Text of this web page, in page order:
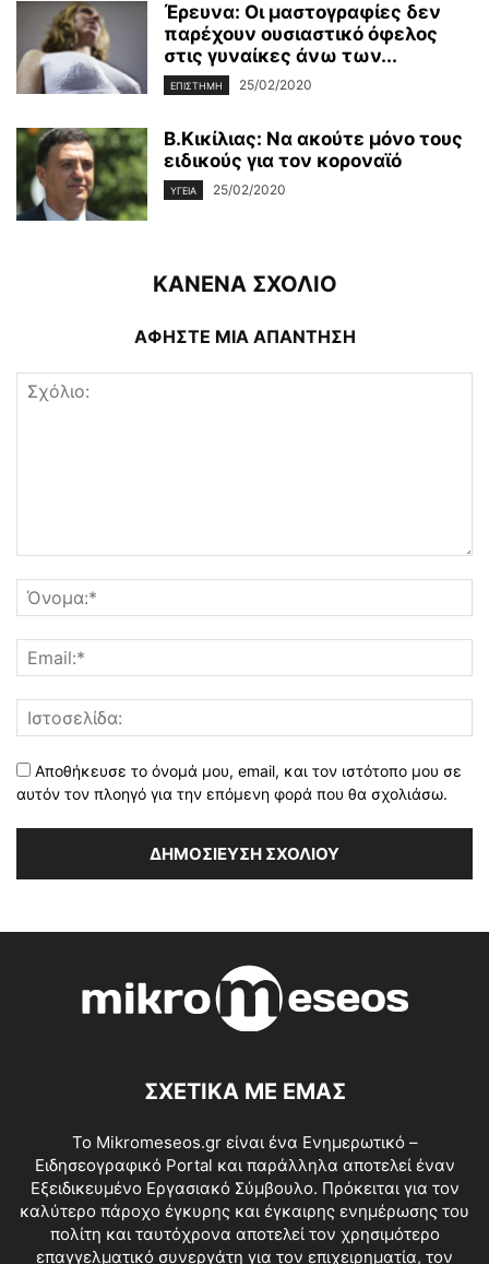
Έρευνα: Οι μαστογραφίες δεν
παρέχουν ουσιαστικό όφελος
στις γυναίκες άνω των...
ΕΠΙΣΤΉΜΗ 25/02/2020
Β.Κικίλιας: Να ακούτε μόνο τους
ειδικούς για τον κοροναϊό
ΥΓΕΊΑ 25/02/2020
ΚΑΝΕΝΑ ΣΧΟΛΙΟ
ΑΦΗΣΤΕ ΜΙΑ ΑΠΑΝΤΗΣΗ
Αποθήκευσε το όνομά μου, email, και τον ιστότοπο μου σε
αυτόν τον πλοηγό για την επόμενη φορά που θα σχολιάσω.
ΣΧΕΤΙΚΑ ΜΕ ΕΜΑΣ
Το Mikromeseos.gr είναι ένα Ενημερωτικό –
Ειδησεογραφικό Portal και παράλληλα αποτελεί έναν
Εξειδικευμένο Εργασιακό Σύμβουλο. Πρόκειται για τον
καλύτερο πάροχο έγκυρης και έγκαιρης ενημέρωσης του
πολίτη και ταυτόχρονα αποτελεί τον χρησιμότερο
επαγγελματικό συνεργάτη για τον επιχειρηματία, τον